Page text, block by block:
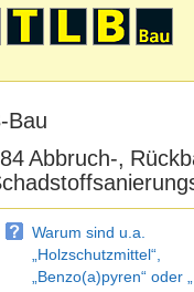
Bau
Abbruch-,
Warum sind u.a.
„Holzschutzmittel“,
„Benzo(a)pyren“ oder